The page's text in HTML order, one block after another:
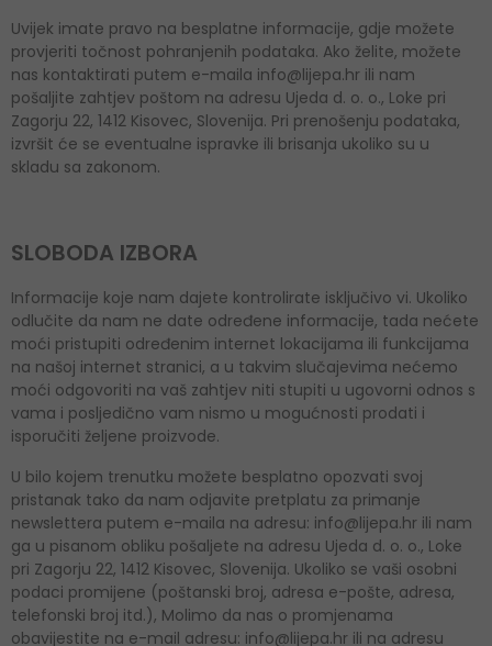
Uvijek imate pravo na besplatne informacije, gdje možete
provjeriti točnost pohranjenih podataka. Ako želite, možete
nas kontaktirati putem e-maila info@lijepa.hr ili nam
pošaljite zahtjev poštom na adresu Ujeda d. o. o., Loke pri
Zagorju 22, 1412 Kisovec, Slovenija. Pri prenošenju podataka,
izvršit će se eventualne ispravke ili brisanja ukoliko su u
skladu sa zakonom.
SLOBODA IZBORA
Informacije koje nam dajete kontrolirate isključivo vi. Ukoliko
odlučite da nam ne date određene informacije, tada nećete
moći pristupiti određenim internet lokacijama ili funkcijama
na našoj internet stranici, a u takvim slučajevima nećemo
moći odgovoriti na vaš zahtjev niti stupiti u ugovorni odnos s
vama i posljedično vam nismo u mogućnosti prodati i
isporučiti željene proizvode.
U bilo kojem trenutku možete besplatno opozvati svoj
pristanak tako da nam odjavite pretplatu za primanje
newslettera putem e-maila na adresu: info@lijepa.hr ili nam
ga u pisanom obliku pošaljete na adresu Ujeda d. o. o., Loke
pri Zagorju 22, 1412 Kisovec, Slovenija. Ukoliko se vaši osobni
podaci promijene (poštanski broj, adresa e-pošte, adresa,
telefonski broj itd.), Molimo da nas o promjenama
obavijestite na e-mail adresu: info@lijepa.hr ili na adresu